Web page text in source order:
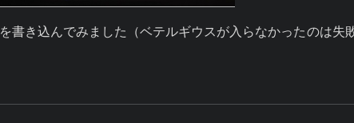
き込んでみました（ベテルギウスが入らなかったのは失